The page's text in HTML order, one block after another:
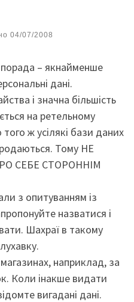
04/07/2008
– якнайменше
дані.
і значна більшість
на ретельному
ж усілякі бази даних
Тому НЕ
СЕБЕ СТОРОННІМ
з опитуванням із
назватися і
Шахраї в такому
наприклад, за
Коли інакше видати
вигадані дані.